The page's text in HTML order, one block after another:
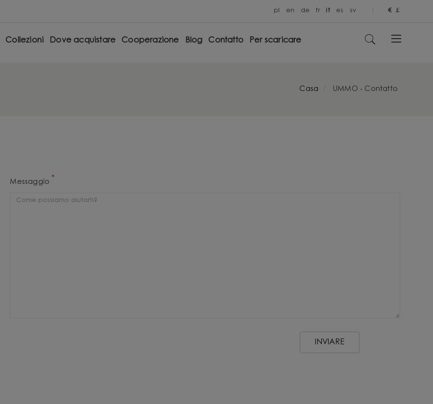
€ £
pl en de fr it es sv
Collezioni Dove acquistare Cooperazione Blog Contatto Per scaricare
Casa UMMO - Contatto
Messaggio *
INVIARE